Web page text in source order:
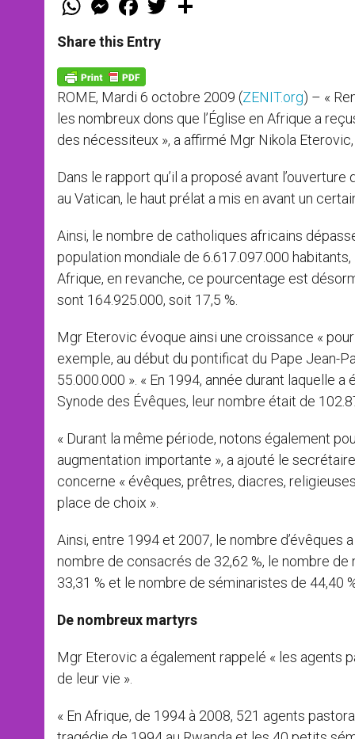
t
s
p
p
e
s
e
g
e
r
a
e
b
k
w
Share this Entry
ROME, Mardi 6 octobre 2009 (ZENIT.org) – «
les nombreux dons que l’Église en Afrique a
des nécessiteux », a affirmé Mgr Nikola
Dans le rapport qu’il a proposé avant
au Vatican, le haut prélat a mis en avant un
Ainsi, le nombre de catholiques africains
population mondiale de 6.617.097.000
Afrique, en revanche, ce pourcentage est
sont 164.925.000, soit 17,5 %.
Mgr Eterovic évoque ainsi une croissance «
exemple, au début du pontificat du Pape Jean-
55.000.000 ». « En 1994, année durant laquelle
Synode des Évêques, leur nombre était de
« Durant la même période, notons également
augmentation importante », a ajouté le
concerne « évêques, prêtres, diacres,
place de choix ».
Ainsi, entre 1994 et 2007, le nombre d’évêques
nombre de consacrés de 32,62 %, le nombre
33,31 % et le nombre de séminaristes de 44,40
De nombreux martyrs
Mgr Eterovic a également rappelé « les agents
de leur vie ».
« En Afrique, de 1994 à 2008, 521 agents